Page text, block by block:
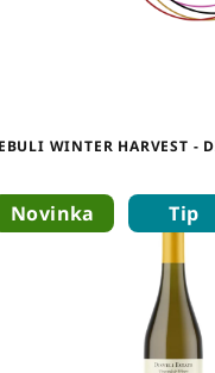
WINTER HARVEST -
Novinka Tip